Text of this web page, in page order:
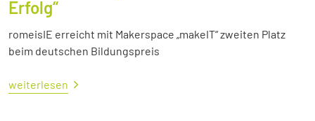
Erfolg“
romeisIE erreicht mit Makerspace „makeIT“ zweiten Platz
beim deutschen Bildungspreis
weiterlesen